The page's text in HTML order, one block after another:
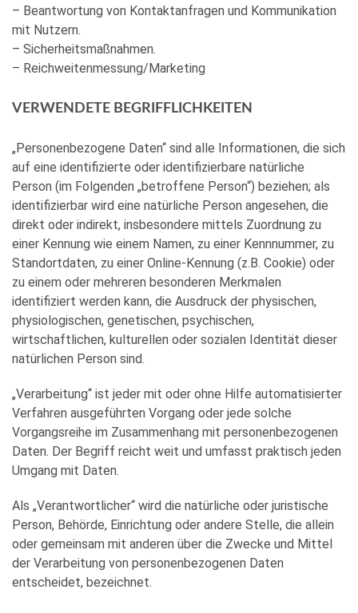
– Beantwortung von Kontaktanfragen und Kommunikation
mit Nutzern.
– Sicherheitsmaßnahmen.
– Reichweitenmessung/Marketing
VERWENDETE BEGRIFFLICHKEITEN
„Personenbezogene Daten“ sind alle Informationen, die sich
auf eine identifizierte oder identifizierbare natürliche
Person (im Folgenden „betroffene Person“) beziehen; als
identifizierbar wird eine natürliche Person angesehen, die
direkt oder indirekt, insbesondere mittels Zuordnung zu
einer Kennung wie einem Namen, zu einer Kennnummer, zu
Standortdaten, zu einer Online-Kennung (z.B. Cookie) oder
zu einem oder mehreren besonderen Merkmalen
identifiziert werden kann, die Ausdruck der physischen,
physiologischen, genetischen, psychischen,
wirtschaftlichen, kulturellen oder sozialen Identität dieser
natürlichen Person sind.
„Verarbeitung“ ist jeder mit oder ohne Hilfe automatisierter
Verfahren ausgeführten Vorgang oder jede solche
Vorgangsreihe im Zusammenhang mit personenbezogenen
Daten. Der Begriff reicht weit und umfasst praktisch jeden
Umgang mit Daten.
Als „Verantwortlicher“ wird die natürliche oder juristische
Person, Behörde, Einrichtung oder andere Stelle, die allein
oder gemeinsam mit anderen über die Zwecke und Mittel
der Verarbeitung von personenbezogenen Daten
entscheidet, bezeichnet.